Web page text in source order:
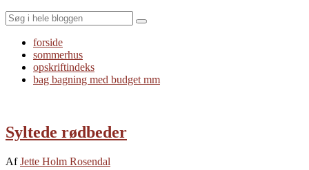
Search
forside
sommerhus
opskriftindeks
bag bagning med budget mm
Syltede rødbeder
AfJette Holm Rosendal